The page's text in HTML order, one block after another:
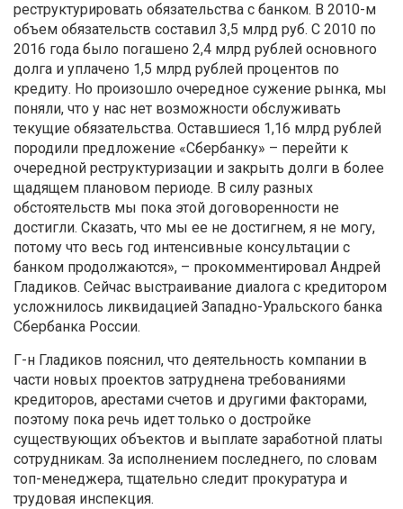
реструктурировать обязательства с банком. В 2010-м
объем обязательств составил 3,5 млрд руб. С 2010 по
2016 года было погашено 2,4 млрд рублей основного
долга и уплачено 1,5 млрд рублей процентов по
кредиту. Но произошло очередное сужение рынка, мы
поняли, что у нас нет возможности обслуживать
текущие обязательства. Оставшиеся 1,16 млрд рублей
породили предложение «Сбербанку» – перейти к
очередной реструктуризации и закрыть долги в более
щадящем плановом периоде. В силу разных
обстоятельств мы пока этой договоренности не
достигли. Сказать, что мы ее не достигнем, я не могу,
потому что весь год интенсивные консультации с
банком продолжаются», – прокомментировал Андрей
Гладиков. Сейчас выстраивание диалога с кредитором
усложнилось ликвидацией Западно-Уральского банка
Сбербанка России.
Г-н Гладиков пояснил, что деятельность компании в
части новых проектов затруднена требованиями
кредиторов, арестами счетов и другими факторами,
поэтому пока речь идет только о достройке
существующих объектов и выплате заработной платы
сотрудникам. За исполнением последнего, по словам
топ-менеджера, тщательно следит прокуратура и
трудовая инспекция.